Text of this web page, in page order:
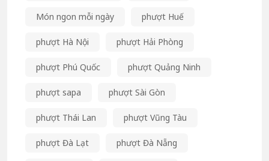
Món ngon mỗi ngày phượt Huế
phượt Hà Nội phượt Hải Phòng
phượt Phú Quốc phượt Quảng Ninh
phượt sapa phượt Sài Gòn
phượt Thái Lan phượt Vũng Tàu
phượt Đà Lạt phượt Đà Nẵng